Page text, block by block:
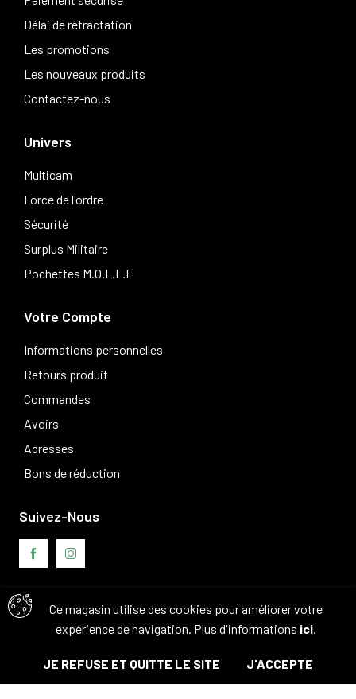
Délai de rétractation
Les promotions
Les nouveaux produits
Contactez-nous
Univers
Multicam
Force de l'ordre
Sécurité
Surplus Militaire
Pochettes M.O.L.L.E
Votre Compte
Informations personnelles
Retours produit
Commandes
Avoirs
Adresses
Bons de réduction
Ce magasin utilise des cookies pour améliorer votre
expérience de navigation. Plus d'informations ici.
JE REFUSE ET QUITTE LE SITE J'ACCEPTE
Suivez-Nous
Avis clients
© Tous droits réservés. 2026 - Camouflage 83